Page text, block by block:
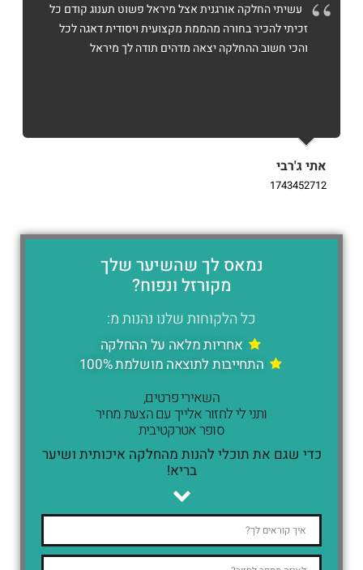
עשיתי החלקה אורגנית אצל מיראל פשוט תענוג קודם כל
זכיתי להכיר בחורה מהממת מקצועית ויסודית דאגה לכל
והכי חשוב ההחלקה יצאה מדהים תודה לך מיראל
אתי ג'רבי
1743452712
נמאס לך שהשיער שלך
מקורזל ונפוח?
כל הלקוחות שלנו נהנות מ:
אחריות מלאה על ההחלקה
התחייבות לתוצאה מושלמת 100%
השאירי פרטים,
ותני לי לחזור אלייך עם הצעת מחיר
סופר אטרקטיבית
כדי שגם את תוכלי להנות מהחלקה איכותית ושיער
בריא!